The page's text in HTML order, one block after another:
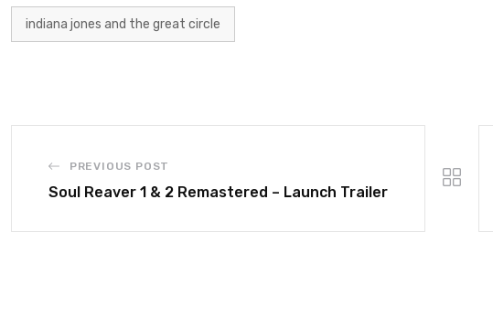
indiana jones and the great circle
PREVIOUS POST
Soul Reaver 1 & 2 Remastered – Launch Trailer